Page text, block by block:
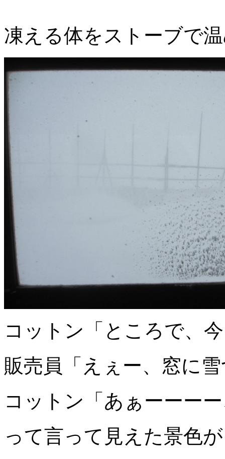
凍える体をストーブで
コットン「ところで、
販売員「えぇー、窓に
コットン「あぁーーー
って言って見えた景色